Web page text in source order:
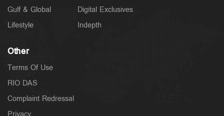
Gulf & Global
Lifestyle
Digital Exclusives
Indepth
Other
Terms Of Use
RIO DAS
Complaint Redressal